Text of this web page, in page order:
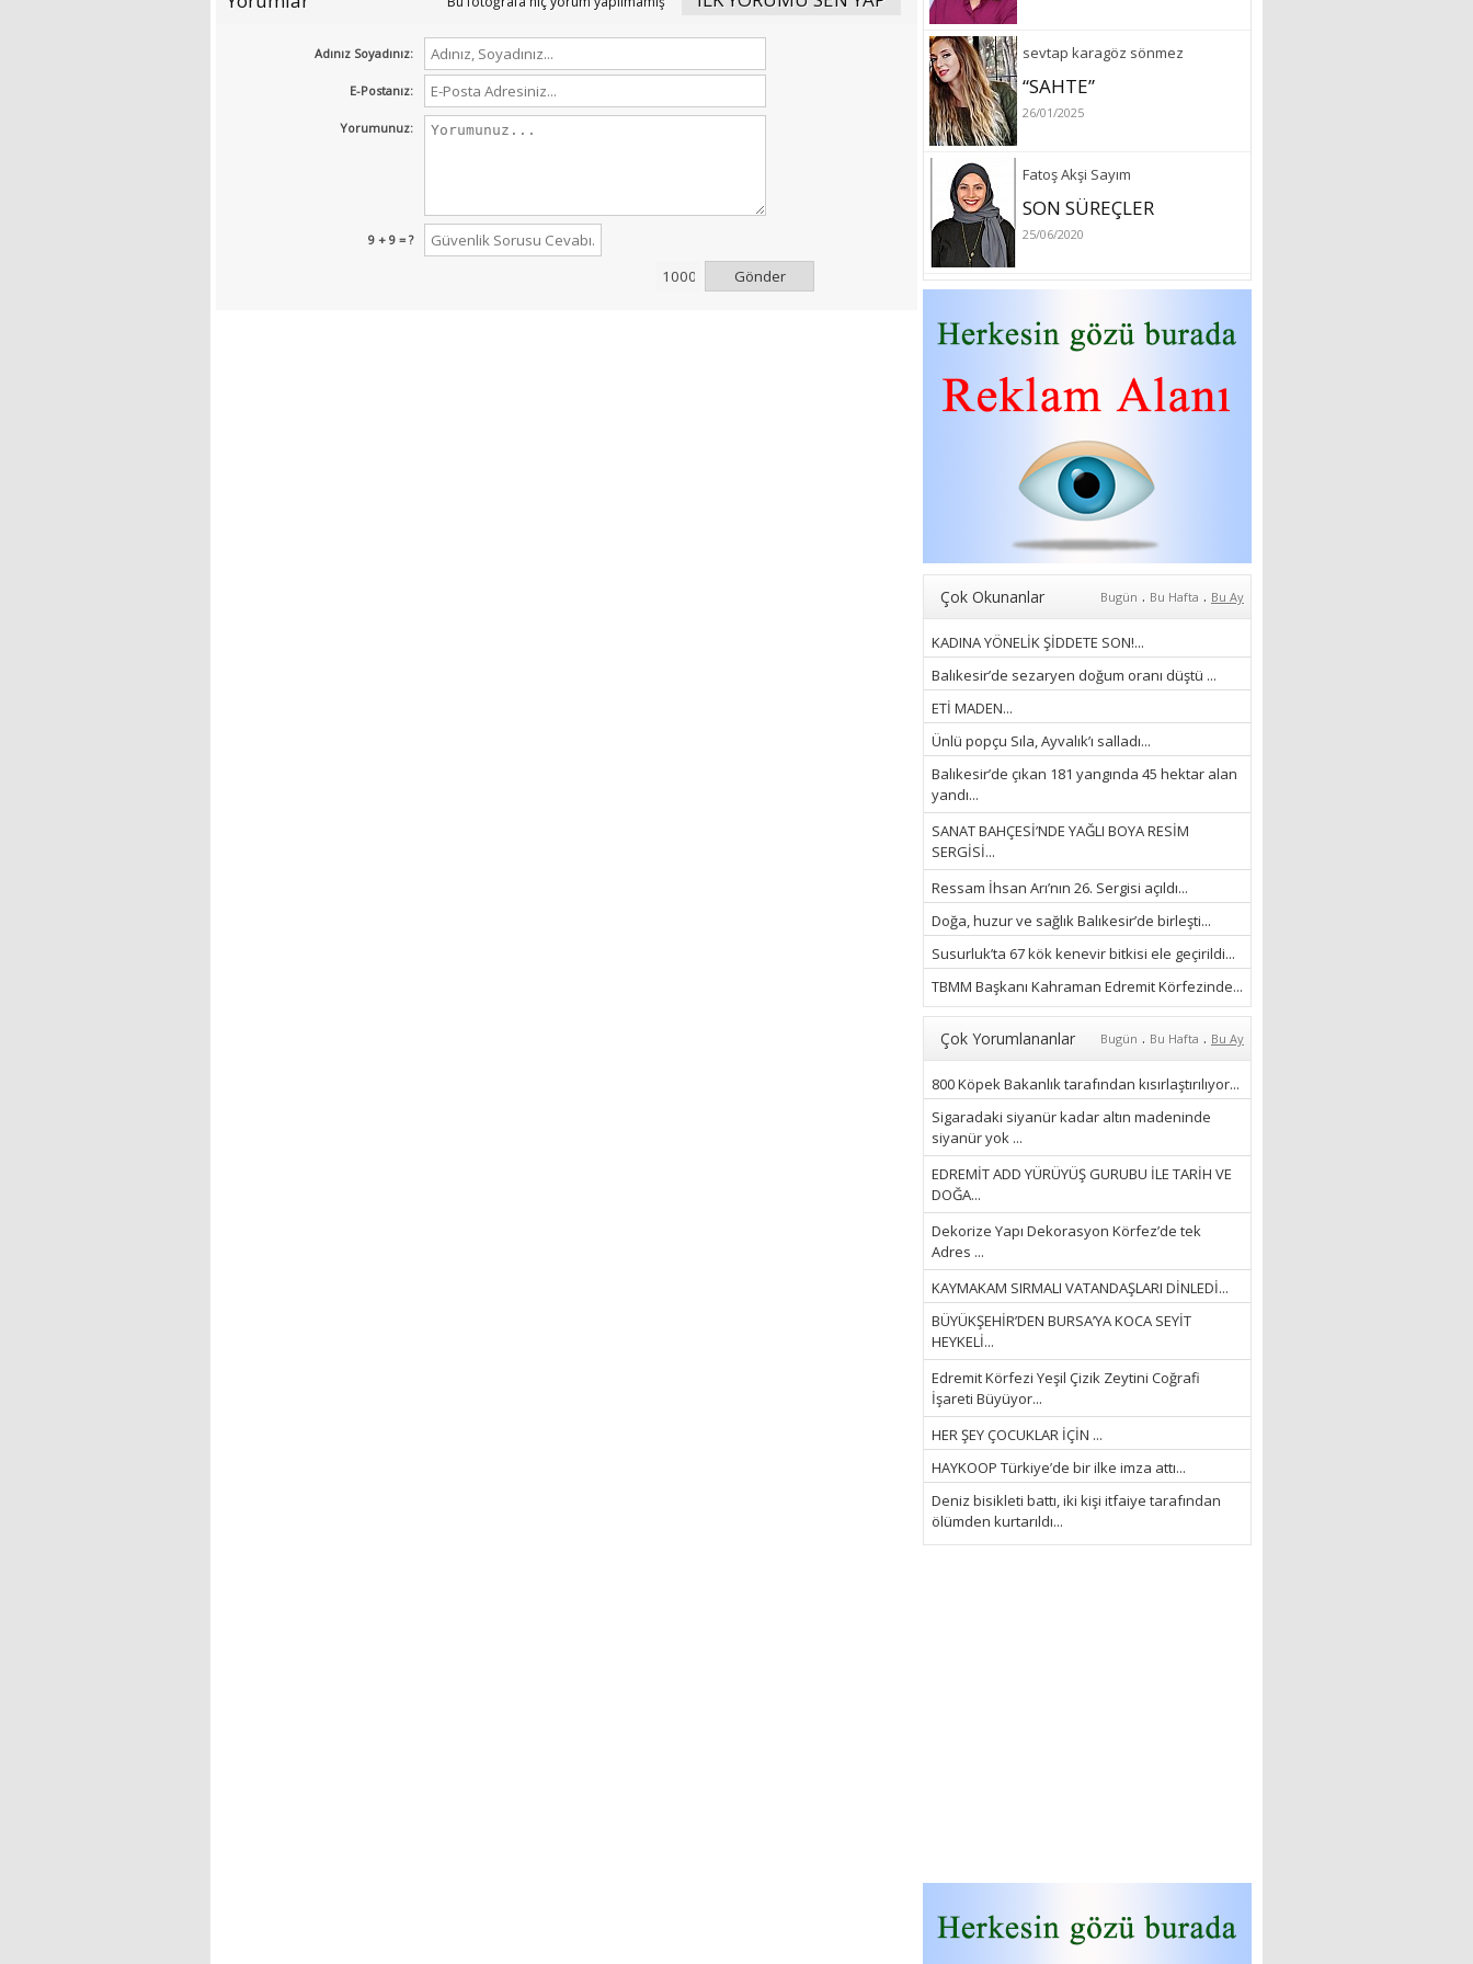
sevtap karagöz sönmez
“SAHTE”
26/01/2025
Fatoş Akşi Sayım
SON SÜREÇLER
25/06/2020
özlem arslan
Hydrafacial cilt bakımı
26/07/2022
Sibel Atam
“18 Mart Çanakkale
Zaferi” Denildiğinde Ne
Anlıyoruz?
Aleyna Gürsoy
“GELİŞ VE GİDİŞLERİN
ARASINDA...”
07/04/2026
Fatma Zehra Köseley
MUSTAFA KEMALİN
KAĞNISI
07/04/2026
Mehmet Çağ
“BEDEN VE RUH
BÜTÜNLÜĞÜ...”
18/03/2023
İlknur Solmaz Çoban
“DOĞANIN GÜLEÇ
YAĞMURLARINI
ÖZLERKEN…”
23/11/2025
“Ne çok şey oldu
unutulmaması gereken”
28/01/2024
“AKIL GÖZÜ”
Ayşegül Akay
“KURTULDUM”
28/01/2024
Çok Okunanlar Bugün . Bu Hafta . Bu Ay
KADINA YÖNELİK ŞİDDETE SON!...
Balıkesir’de sezaryen doğum oranı düştü ...
ETİ MADEN...
Ünlü popçu Sıla, Ayvalık’ı salladı...
Balıkesir’de çıkan 181 yangında 45 hektar alan
yandı...
SANAT BAHÇESİ’NDE YAĞLI BOYA RESİM
SERGİSİ...
Ressam İhsan Arı’nın 26. Sergisi açıldı...
Doğa, huzur ve sağlık Balıkesir’de birleşti...
Susurluk’ta 67 kök kenevir bitkisi ele geçirildi...
TBMM Başkanı Kahraman Edremit Körfezinde...
Çok Yorumlananlar Bugün . Bu Hafta . Bu Ay
800 Köpek Bakanlık tarafından kısırlaştırılıyor...
Sigaradaki siyanür kadar altın madeninde
siyanür yok ...
EDREMİT ADD YÜRÜYÜŞ GURUBU İLE TARİH VE
DOĞA...
Dekorize Yapı Dekorasyon Körfez’de tek
Adres ...
KAYMAKAM SIRMALI VATANDAŞLARI DİNLEDİ...
BÜYÜKŞEHİR’DEN BURSA’YA KOCA SEYİT
HEYKELİ...
Edremit Körfezi Yeşil Çizik Zeytini Coğrafi
İşareti Büyüyor...
HER ŞEY ÇOCUKLAR İÇİN ...
HAYKOOP Türkiye’de bir ilke imza attı...
Deniz bisikleti battı, iki kişi itfaiye tarafından
ölümden kurtarıldı...
Adınız Soyadınız:
E-Postanız:
Yorumunuz:
9 + 9 = ?
Gönder